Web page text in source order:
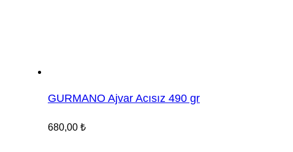
GURMANO Ajvar Acısız 490 gr
680,00 ₺